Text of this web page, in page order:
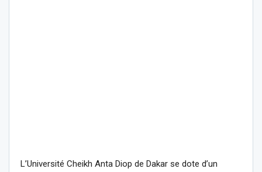
L’Université Cheikh Anta Diop de Dakar se dote d’un